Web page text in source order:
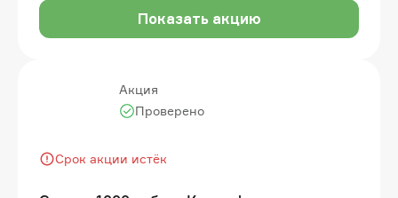
Показать акцию
Акция
Срок акции истёк
Проверено